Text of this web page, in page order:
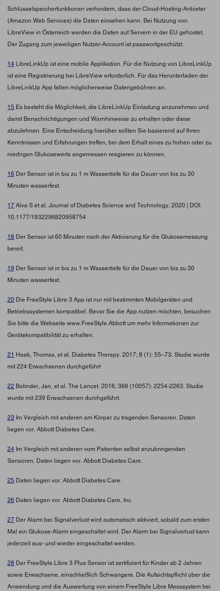
Schlüsselspeicherfunktionen verhindern, dass der Cloud-Hosting-Anbieter
(Amazon Web Services) die Daten einsehen kann. Bei Nutzung von
LibreView in Österreich werden die Daten auf Servern in der EU gehostet.
Der Zugang zum jeweiligen Nutzer-Account ist passwortgeschützt.
14 LibreLinkUp ist eine mobile Applikation. Für die Nutzung von LibreLinkUp
ist eine Registrierung bei LibreView erforderlich. Für das Herunterladen der
LibreLinkUp App fallen möglicherweise Datengebühren an.
15 Es besteht die Möglichkeit, die LibreLinkUp Einladung anzunehmen und
damit Benachrichtigungen und Warnhinweise zu erhalten oder diese
abzulehnen. Eine Entscheidung hierüber sollten Sie basierend auf Ihren
Kenntnissen und Erfahrungen treffen, bei dem Erhalt eines zu hohen oder zu
niedrigen Glukosewerts angemessen reagieren zu können.
16 Der Sensor ist in bis zu 1 m Wassertiefe für die Dauer von bis zu 30
Minuten wasserfest.
17 Alva S et al. Journal of Diabetes Science and Technology, 2020 | DOI:
10.1177/1932296820958754
18 Der Sensor ist 60 Minuten nach der Aktivierung für die Glukosemessung
bereit.
19 Der Sensor ist in bis zu 1 m Wassertiefe für die Dauer von bis zu 30
Minuten wasserfest.
20 Die FreeStyle Libre 3 App ist nur mit bestimmten Mobilgeräten und
Betriebssystemen kompatibel. Bevor Sie die App nutzen möchten, besuchen
Sie bitte die Webseite www.FreeStyle.Abbott um mehr Informationen zur
Gerätekompatibilität zu erhalten.
21 Haak, Thomas, et al. Diabetes Therapy. 2017; 8 (1): 55–73. Studie wurde
mit 224 Erwachsenen durchgeführt
22 Bolinder, Jan, et al. The Lancet. 2016; 388 (10057): 2254-2263. Studie
wurde mit 239 Erwachsenen durchgeführt.
23 Im Vergleich mit anderen am Körper zu tragenden Sensoren. Daten
liegen vor. Abbott Diabetes Care.
24 Im Vergleich mit anderen vom Patienten selbst anzubringenden
Sensoren. Daten liegen vor. Abbott Diabetes Care.
25 Daten liegen vor. Abbott Diabetes Care.
26 Daten liegen vor. Abbott Diabetes Care, Inc.
27 Der Alarm bei Signalverlust wird automatisch aktiviert, sobald zum ersten
Mal ein Glukose-Alarm eingeschaltet wird. Der Alarm bei Signalverlust kann
jederzeit aus- und wieder eingeschaltet werden.
28 Der FreeStyle Libre 3 Plus Sensor ist zertifiziert für Kinder ab 2 Jahren
sowie Erwachsene, einschließlich Schwangere. Die Aufsichtspflicht über die
Anwendung und die Auswertung von einem FreeStyle Libre Messsystem bei